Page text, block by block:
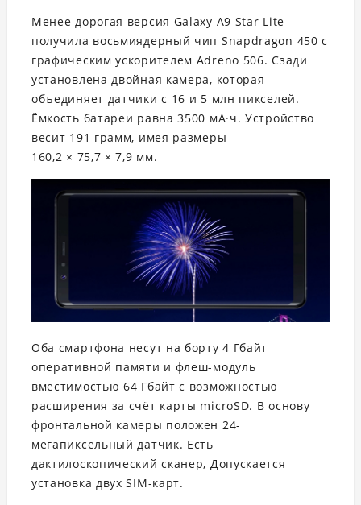
Менее дорогая версия Galaxy A9 Star Lite
получила восьмиядерный чип Snapdragon 450 с
графическим ускорителем Adreno 506. Сзади
установлена двойная камера, которая
объединяет датчики с 16 и 5 млн пикселей.
Ёмкость батареи равна 3500 мА·ч. Устройство
весит 191 грамм, имея размеры
160,2 × 75,7 × 7,9 мм.
Оба смартфона несут на борту 4 Гбайт
оперативной памяти и флеш-модуль
вместимостью 64 Гбайт с возможностью
расширения за счёт карты microSD. В основу
фронтальной камеры положен 24-
мегапиксельный датчик. Есть
дактилоскопический сканер, Допускается
установка двух SIM-карт.